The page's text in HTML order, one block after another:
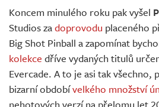
Koncem minulého roku pak vyšel
Studios zadoprovodu placeného
Big Shot Pinball a zapomínat
kolekce dříve vydaných titulů
Evercade. A to je asi tak všechno,
bizarní obdobívelkého množství